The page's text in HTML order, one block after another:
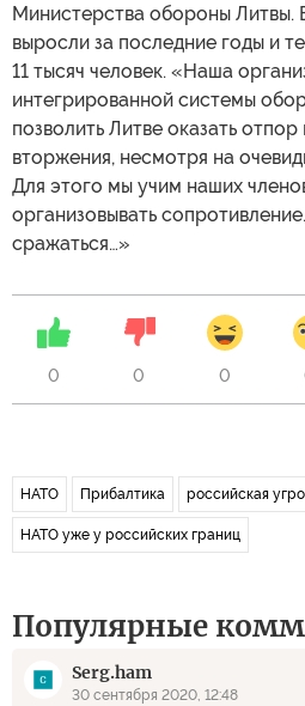
Министерства обороны Литвы.
выросли за последние годы и
11 тысяч человек. «Наша
интегрированной системы
позволить Литве оказать
вторжения, несмотря на
Для этого мы учим наших
организовывать
сражаться…»
0 0 0
НАТО Прибалтика российская
НАТО уже у российских границ
Популярные
Serg.ham
30 сентября 2020, 12:48